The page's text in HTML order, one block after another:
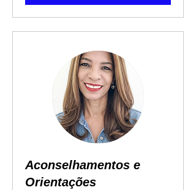
Aconselhamentos e
Orientações